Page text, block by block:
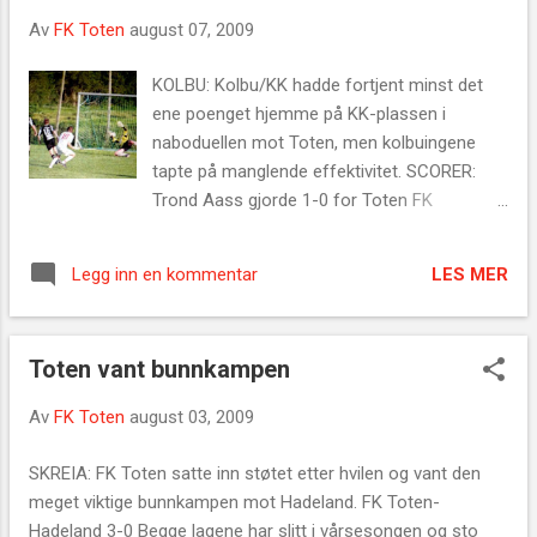
«trynet» Da snaue 20 minutter gjensto av
totningene ikke fikk ryddet unna i forsvar. I
forkant fikk Trysil ballen «servert» på sølvfat
fra en av FK Totens spillere, og de lot ikke
sjansen gå fra seg når de først fikk
muligheten. Scoringen som ga tryslingene 1-
matchen. Omlag ti minutter før Trysils
flere ganger...
Av FK Toten august 07, 2009
KOLBU: Kolbu/KK hadde fortjent minst det
ene poenget hjemme på KK-plassen i
naboduellen mot Toten, men kolbuingene
tapte på manglende effektivitet. SCORER:
Trond Aass gjorde 1-0 for Toten FK
derfor ikke direkte ufortjent at Trond Aass ga
Toten ledelsen etter snaue halvtimen. De
skikkelige sjanse i matchen, for det hadde
langt i kampen. Scoringen skulle etter hvert
resultatet i kampen. Kolbu KK festet grep.
Etter Totens scoring tok hjemmelaget mer
Legg inn en kommentar LES MER
Toten vant bunnkampen
Av FK Toten august 03, 2009
SKREIA: FK Toten satte inn støtet etter hvilen og vant den
meget viktige bunnkampen mot Hadeland. FK Toten-
Hadeland 3-0 Begge lagene har slitt i vårsesongen og sto